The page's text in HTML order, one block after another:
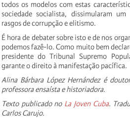
todos os modelos com estas
sociedade socialista, dissimularam
rasgos de corrupção e elitismo.
É hora de debater sobre isto e de nos
podemos fazê-lo. Como muito bem
presidente do Tribunal Supremo
garante o direito à manifestação pacífica.
Alina Bárbara López Hernández é
professora ensaísta e historiadora.
Texto publicado no La Joven Cuba.
Carlos Carujo.